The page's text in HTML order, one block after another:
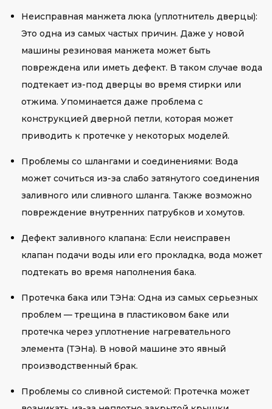
Неисправная манжета люка (уплотнитель дверцы):
Это одна из самых частых причин. Даже у новой
машины резиновая манжета может быть
повреждена или иметь дефект. В таком случае вода
подтекает из-под дверцы во время стирки или
отжима. Упоминается даже проблема с
конструкцией дверной петли, которая может
приводить к протечке у некоторых моделей.
Проблемы со шлангами и соединениями: Вода
может сочиться из-за слабо затянутого соединения
заливного или сливного шланга. Также возможно
повреждение внутренних патрубков и хомутов.
Дефект заливного клапана: Если неисправен
клапан подачи воды или его прокладка, вода может
подтекать во время наполнения бака.
Протечка бака или ТЭНа: Одна из самых серьезных
проблем — трещина в пластиковом баке или
протечка через уплотнение нагревательного
элемента (ТЭНа). В новой машине это явный
производственный брак.
Проблемы со сливной системой: Протечка может